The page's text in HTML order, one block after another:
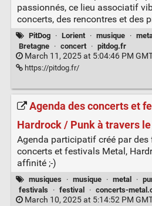
passionnés, ce lieu associatif
concerts, des rencontres et des
PitDog · Lorient · musique ·
Bretagne
· concert · pitdog.fr
March 11, 2025 at 5:04:46 PM
https://pitdog.fr/
Agenda des concerts et
Hardrock / Punk à travers
Agenda participatif créé par
concerts et festivals Metal,
affinité ;-)
musiques · musique · metal ·
festivals
· festival · concerts-
March 10, 2025 at 5:14:52 PM